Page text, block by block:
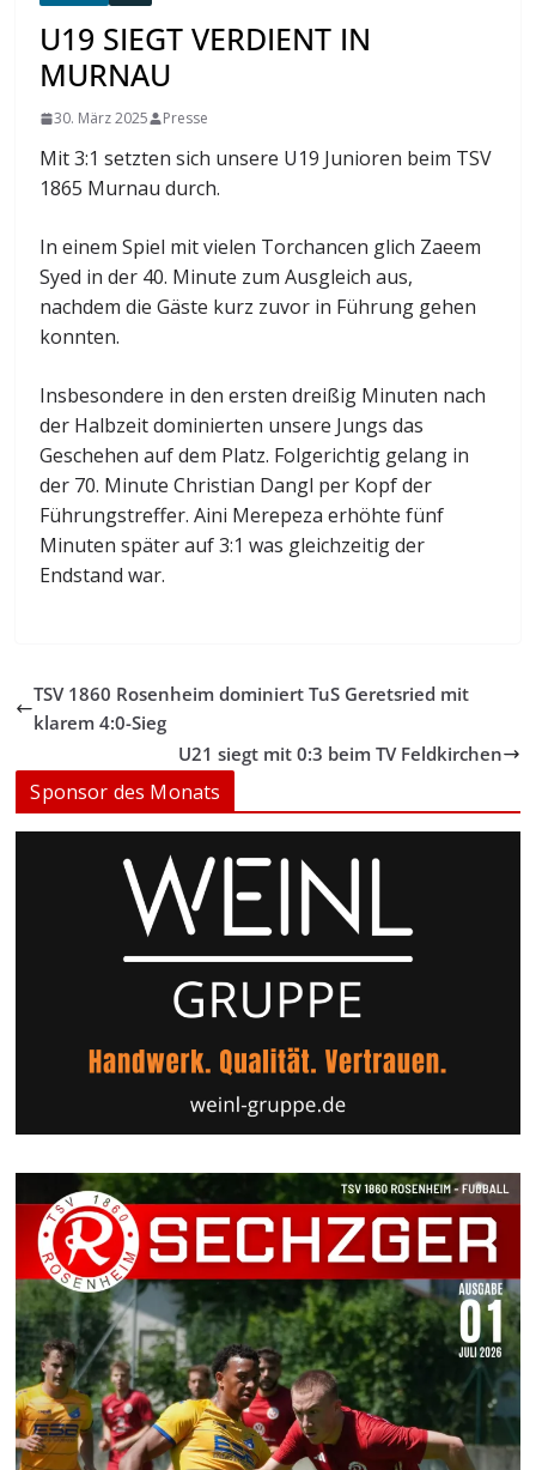
U19 SIEGT VERDIENT IN
MURNAU
30. März 2025 Presse
Mit 3:1 setzten sich unsere U19 Junioren beim TSV
1865 Murnau durch.
In einem Spiel mit vielen Torchancen glich Zaeem
Syed in der 40. Minute zum Ausgleich aus,
nachdem die Gäste kurz zuvor in Führung gehen
konnten.
Insbesondere in den ersten dreißig Minuten nach
der Halbzeit dominierten unsere Jungs das
Geschehen auf dem Platz. Folgerichtig gelang in
der 70. Minute Christian Dangl per Kopf der
Führungstreffer. Aini Merepeza erhöhte fünf
Minuten später auf 3:1 was gleichzeitig der
Endstand war.
TSV 1860 Rosenheim dominiert TuS Geretsried mit
klarem 4:0-Sieg
U21 siegt mit 0:3 beim TV Feldkirchen
Sponsor des Monats